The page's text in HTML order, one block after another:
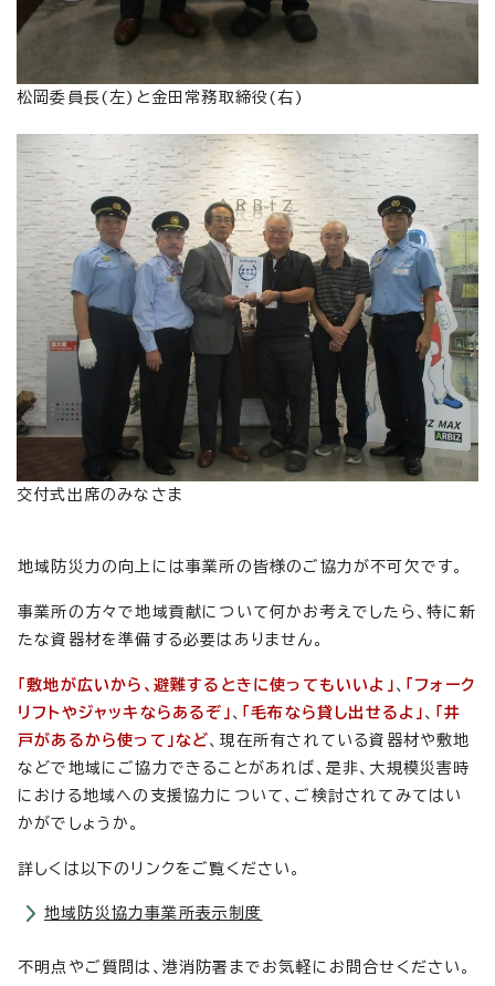
松岡委員長(左)と金田常務取締役(右)
交付式出席のみなさま
地域防災力の向上には事業所の皆様のご協力が不可欠です。
事業所の方々で地域貢献について何かお考えでしたら、特に新
たな資器材を準備する必要はありません。
「敷地が広いから、避難するときに使ってもいいよ」 、 「フォーク
リフトやジャッキならあるぞ」 、 「毛布なら貸し出せるよ」 、 「井
戸があるから使って」など、現在所有されている資器材や敷地
などで地域にご協力できることがあれば、是非、大規模災害時
における地域への支援協力について、ご検討されてみてはい
かがでしょうか。
詳しくは以下のリンクをご覧ください。
地域防災協力事業所表示制度
不明点やご質問は、港消防署までお気軽にお問合せください。